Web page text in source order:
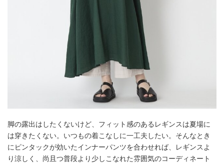
脚の露出はしたくないけど、フィット感のあるレギンスは夏場に
は穿きたくない。いつもの着こなしに一工夫したい。そんなとき
にピンタックが効いたインナーパンツを合わせれば、レギンスよ
り涼しく、尚且つ普段より少しこなれた雰囲気のコーディネート